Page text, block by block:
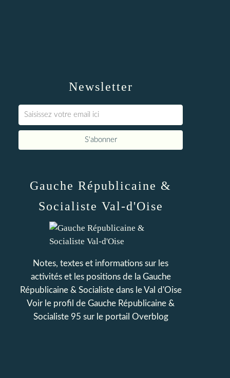
Newsletter
Gauche Républicaine &
Socialiste Val-d'Oise
Notes, textes et informations sur les
activités et les positions de la Gauche
Républicaine & Socialiste dans le Val d'Oise
Voir le profil de Gauche Républicaine &
Socialiste 95 sur le portail Overblog